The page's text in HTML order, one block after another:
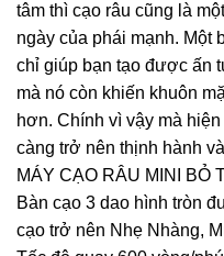
tâm thì cạo râu cũng là
ngày của phái mạnh. Một
chỉ giúp bạn tạo được ấn
mà nó còn khiến khuôn
hơn. Chính vì vậy mà
càng trở nên thịnh hành
MÁY CẠO RÂU MINI BỎ
Bàn cạo 3 dao hình tròn
cạo trở nên Nhẹ Nhàng,